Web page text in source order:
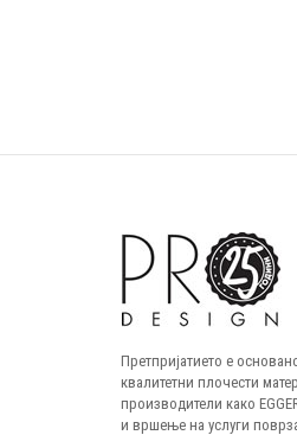
Претпријатието е
квалитетни плочести
производители како
и вршење на услуги